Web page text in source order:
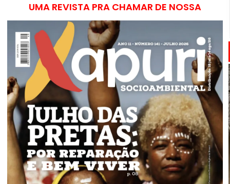
UMA REVISTA PRA CHAMAR DE NOSSA